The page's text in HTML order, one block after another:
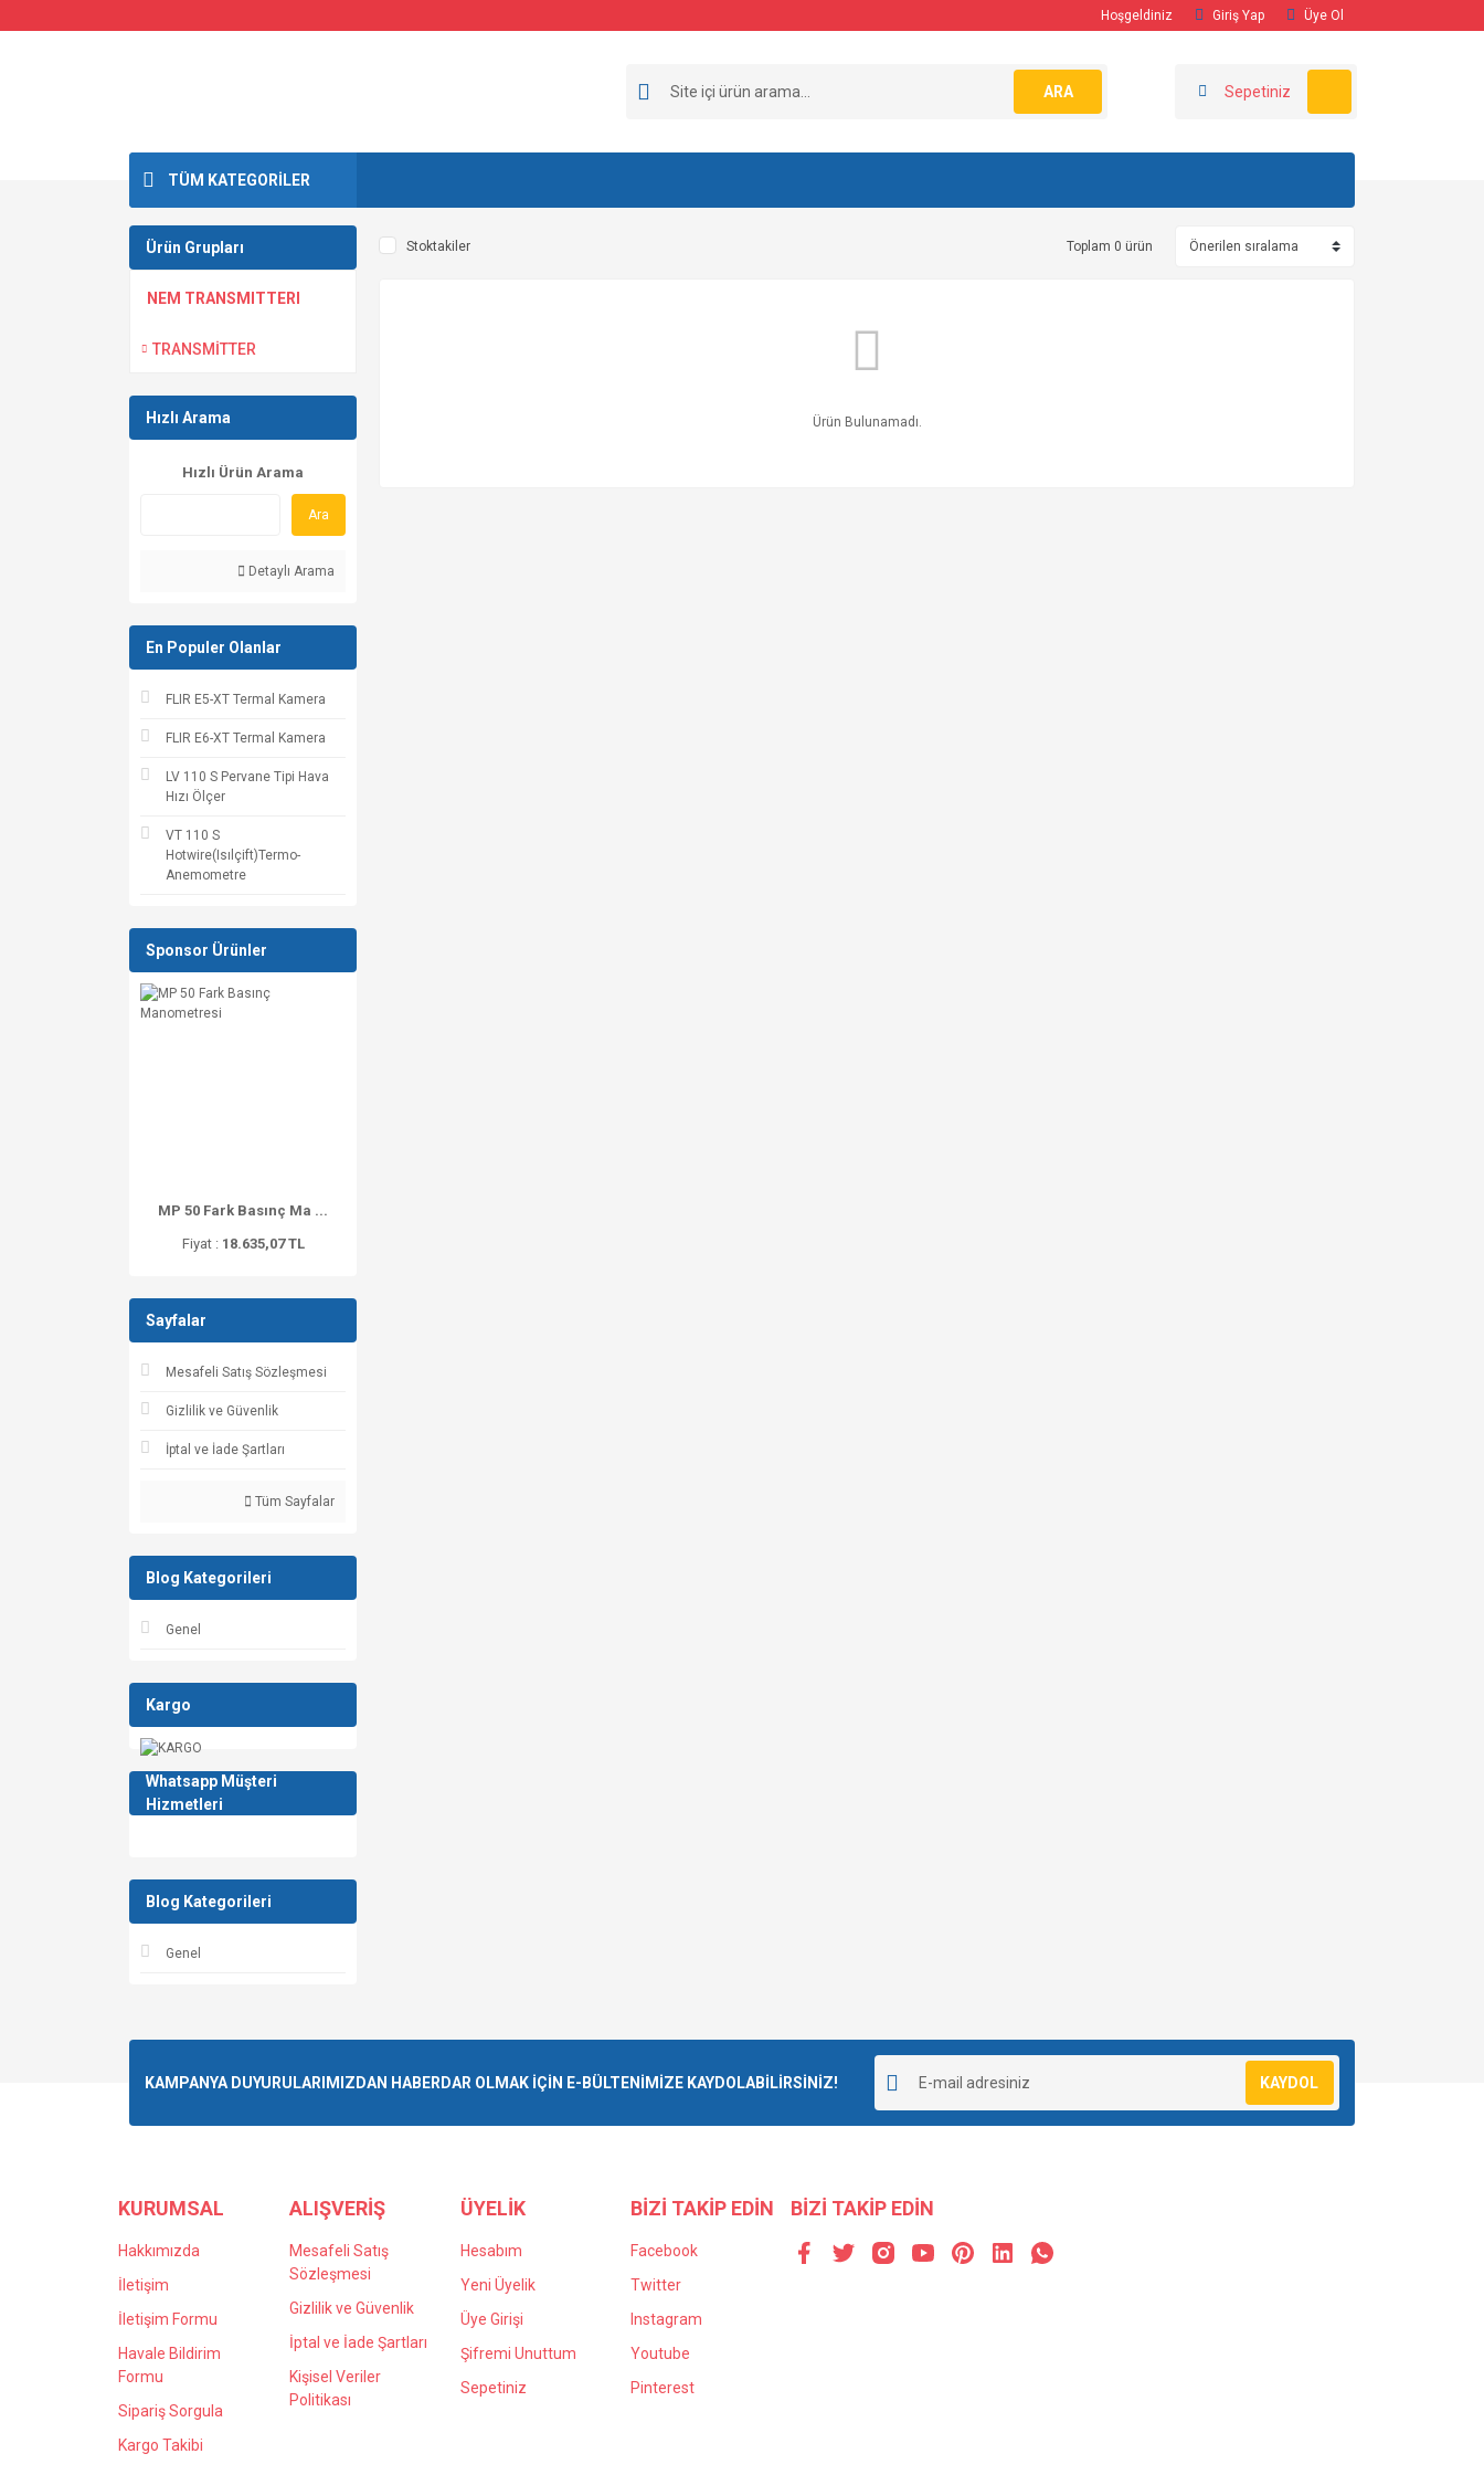
Hoşgeldiniz Giriş Yap Üye Ol
ARA Sepetiniz
TÜM KATEGORİLER
Ürün Grupları
NEM TRANSMITTERI
TRANSMİTTER
Hızlı Arama
Hızlı Ürün Arama
Ara
Detaylı Arama
En Populer Olanlar
FLIR E5-XT Termal Kamera
FLIR E6-XT Termal Kamera
LV 110 S Pervane Tipi Hava
Hızı Ölçer
VT 110 S
Hotwire(Isılçift)Termo-
Anemometre
Sponsor Ürünler
MP 50 Fark Basınç Ma ...
Fiyat : 18.635,07 TL
Sayfalar
Mesafeli Satış Sözleşmesi
Gizlilik ve Güvenlik
İptal ve İade Şartları
Tüm Sayfalar
Blog Kategorileri
Genel
Kargo
Whatsapp Müşteri
Hizmetleri
Blog Kategorileri
Genel
Stoktakiler Toplam 0 ürün
Ürün Bulunamadı.
KAMPANYA DUYURULARIMIZDAN HABERDAR OLMAK İÇİN E-BÜLTENİMİZE KAYDOLABİLİRSİNİZ! KAYDOL
KURUMSAL
Hakkımızda
İletişim
İletişim Formu
Havale Bildirim
Formu
Sipariş Sorgula
Kargo Takibi
ALIŞVERİŞ
Mesafeli Satış
Sözleşmesi
Gizlilik ve Güvenlik
İptal ve İade Şartları
Kişisel Veriler
Politikası
ÜYELİK
Hesabım
Yeni Üyelik
Üye Girişi
Şifremi Unuttum
Sepetiniz
BİZİ TAKİP EDİN
Facebook
Twitter
Instagram
Youtube
Pinterest
BİZİ TAKİP EDİN